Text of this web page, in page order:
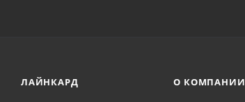
ЛАЙНКАРД О КОМПАНИИ